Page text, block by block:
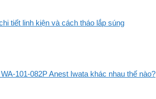
tiết linh kiện và cách tháo lắp súng
101-082P Anest Iwata khác nhau thế nào?